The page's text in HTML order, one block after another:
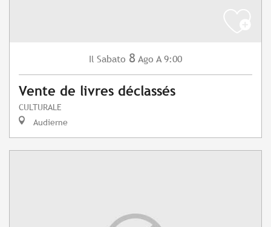
Il Sabato 8 Ago A 9:00
Vente de livres déclassés
CULTURALE
Audierne